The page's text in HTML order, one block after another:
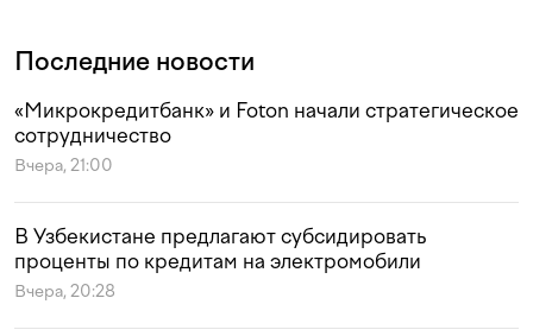
Последние новости
«Микрокредитбанк» и Foton начали стратегическое
сотрудничество
Вчера, 21:00
В Узбекистане предлагают субсидировать
проценты по кредитам на электромобили
Вчера, 20:28